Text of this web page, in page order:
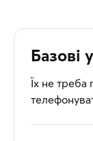
Базові
Їх не